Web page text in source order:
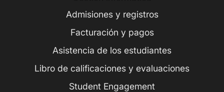
Admisiones y registros
Facturación y pagos
Asistencia de los estudiantes
Libro de calificaciones y evaluaciones
Student Engagement